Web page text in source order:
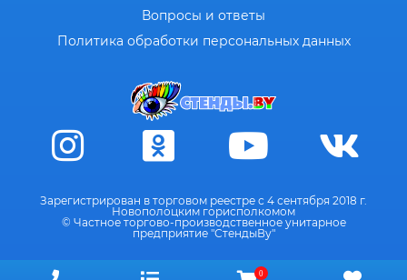
0
Вопросы и ответы
Политика обработки персональных данных
Зарегистрирован в торговом реестре с 4 сентября 2018 г.
Новополоцким горисполкомом
© Частное торгово-производственное унитарное
предприятие "СтендыВу"